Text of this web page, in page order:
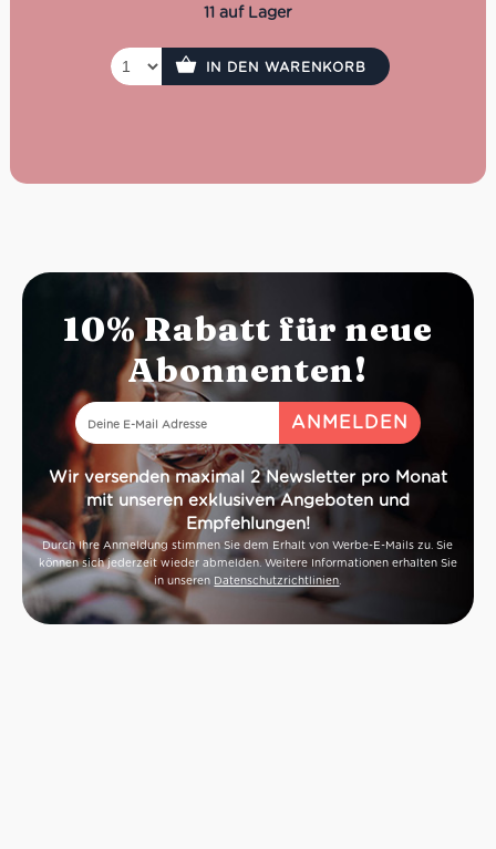
Alte Weizensorte Solina (57%) für mehr Aroma und
Ohne Ei und Butter – zubereitet mit nativem
Olivenöl extra (7,7%)
11 auf Lager
IN DEN WARENKORB
10% Rabatt für neue
Abonnenten!
Wir versenden maximal 2 Newsletter pro Monat
mit unseren exklusiven Angeboten und
Empfehlungen!
Durch Ihre Anmeldung stimmen Sie dem Erhalt von Werbe-E-Mails zu. Sie
können sich jederzeit wieder abmelden. Weitere Informationen erhalten Sie
in unseren Datenschutzrichtlinien